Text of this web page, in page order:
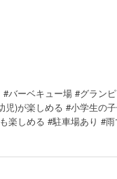
バーベキュー場 #グラン
児)が楽しめる #小学生の
楽しめる #駐車場あり #